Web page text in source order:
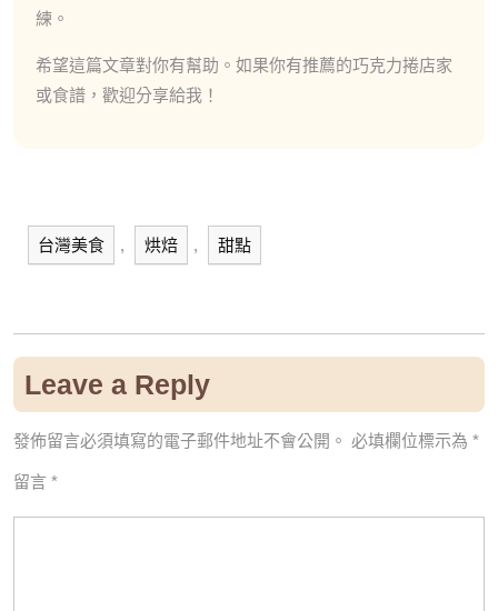
練。
希望這篇文章對你有幫助。如果你有推薦的巧克力捲店家
或食譜，歡迎分享給我！
台灣美食 , 烘焙 , 甜點
Leave a Reply
發佈留言必須填寫的電子郵件地址不會公開。 必填欄位標示為 *
留言 *